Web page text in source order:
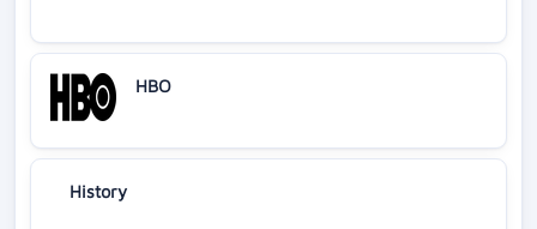
HBO
History